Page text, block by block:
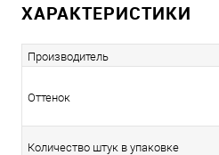
ХАРАКТЕРИСТИКИ
Производитель
Оттенок
Количество штук в упаковке